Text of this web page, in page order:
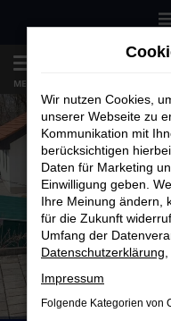
Zum
springen
MENÜ
AST
FÜR Z.B.
Wir nutzen Cookies,
unserer Webseite zu
Kommunikation mit
berücksichtigen
Daten für Marketing
Einwilligung geben.
Ihre Meinung ändern,
für die Zukunft
Umfang der
Datenschutzerklärung
Impressum
Folgende Kategorien von